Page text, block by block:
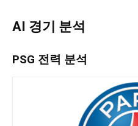
AI 경기 분석
PSG 전력 분석